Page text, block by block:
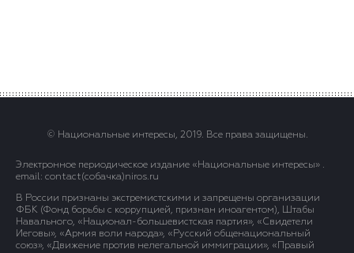
© Национальные интересы, 2019. Все права защищены.
Электронное периодическое издание «Национальные интересы» .
email: contact(сoбaчка)niros.ru
В России признаны экстремистскими и запрещены организации
ФБК (Фонд борьбы с коррупцией, признан иноагентом), Штабы
Навального, «Национал-большевистская партия», «Свидетели
Иеговы», «Армия воли народа», «Русский общенациональный
союз», «Движение против нелегальной иммиграции», «Правый